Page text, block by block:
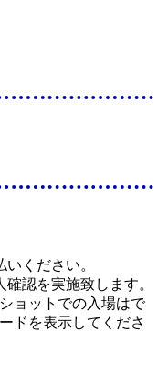
ください。
認を実施致します。
ョットでの入場はで
ドを表示してくださ